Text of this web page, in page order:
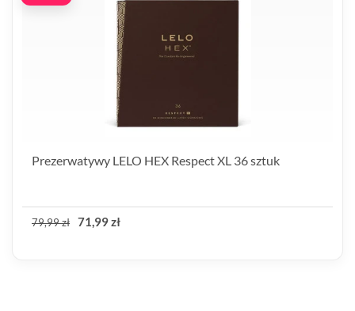
Prezerwatywy LELO HEX Respect XL 36 sztuk
79,99 zł 71,99 zł